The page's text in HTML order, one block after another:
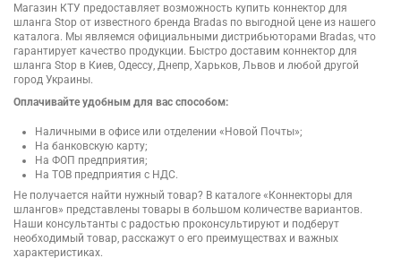
Магазин КТУ предоставляет возможность купить коннектор для
шланга Stop от известного бренда Bradas по выгодной цене из нашего
каталога. Мы являемся официальными дистрибьюторами Bradas, что
гарантирует качество продукции. Быстро доставим коннектор для
шланга Stop в Киев, Одессу, Днепр, Харьков, Львов и любой другой
город Украины.
Оплачивайте удобным для вас способом:
Наличными в офисе или отделении «Новой Почты»;
На банковскую карту;
На ФОП предприятия;
На ТОВ предприятия с НДС.
Не получается найти нужный товар? В каталоге «Коннекторы для
шлангов» представлены товары в большом количестве вариантов.
Наши консультанты с радостью проконсультируют и подберут
необходимый товар, расскажут о его преимуществах и важных
характеристиках.